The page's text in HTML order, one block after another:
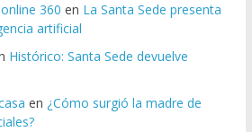
360 en La Santa Sede presenta
artificial
Histórico: Santa Sede devuelve
en ¿Cómo surgió la madre de